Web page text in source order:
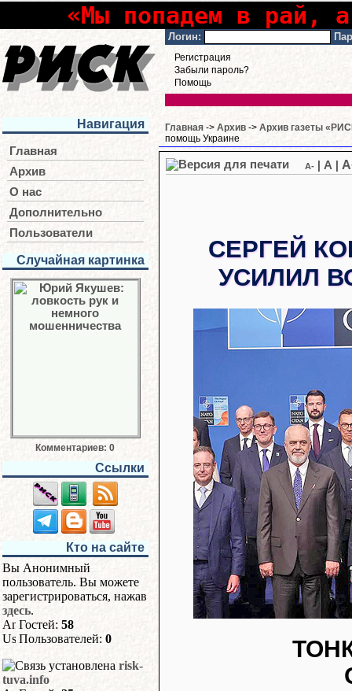
«Мы попадем в рай,
Логин:
Регистрация
Забыли пароль?
Помощь
Навигация
Главная
Архив
О нас
Дополнительно
Пользователи
Случайная картинка
Комментариев: 0
Ссылки
Кто на сайте
Вы Анонимный
пользователь. Вы можете
зарегистрироваться, нажав
здесь.
Гостей: 58
Пользователей: 0
risk-
tuva.info
Главная -> Архив -> Архив газеты
помощь Украине
A- A
СЕРГЕЙ
УСИЛИЛ